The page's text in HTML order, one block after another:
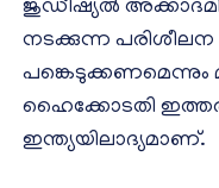
ജുഡീഷ്യല്‍
നടക്കുന്ന പരിശീലന
പങ്കെടുക്കണമെന്നും
ഹൈക്കോടതി
ഇന്ത്യയിലാദ്യമാണ്.